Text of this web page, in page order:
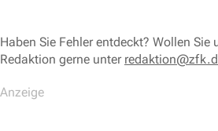
Haben Sie Fehler entdeckt? Wollen
Redaktion gerne unter